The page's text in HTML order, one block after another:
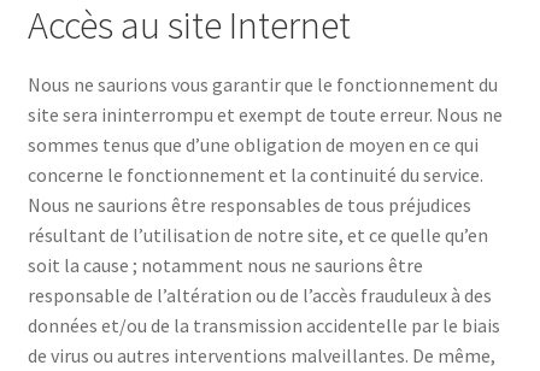
Agence de Saint-Martin-de-Valgalgues
Aménagement Extérieur
Assainissement
Accès au site Internet
Nous ne saurions vous garantir que le fonctionnement du
site sera ininterrompu et exempt de toute erreur. Nous ne
sommes tenus que d’une obligation de moyen en ce qui
concerne le fonctionnement et la continuité du service.
Nous ne saurions être responsables de tous préjudices
résultant de l’utilisation de notre site, et ce quelle qu’en
soit la cause ; notamment nous ne saurions être
responsable de l’altération ou de l’accès frauduleux à des
données et/ou de la transmission accidentelle par le biais
de virus ou autres interventions malveillantes. De même,